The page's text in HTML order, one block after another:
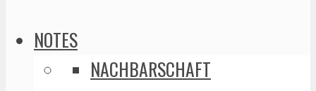
NOTES
NACHBARSCHAFT